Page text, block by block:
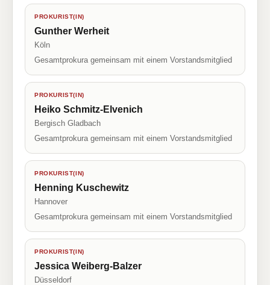
PROKURIST(IN)
Gunther Werheit
Köln
Gesamtprokura gemeinsam mit einem Vorstandsmitglied
PROKURIST(IN)
Heiko Schmitz-Elvenich
Bergisch Gladbach
Gesamtprokura gemeinsam mit einem Vorstandsmitglied
PROKURIST(IN)
Henning Kuschewitz
Hannover
Gesamtprokura gemeinsam mit einem Vorstandsmitglied
PROKURIST(IN)
Jessica Weiberg-Balzer
Düsseldorf